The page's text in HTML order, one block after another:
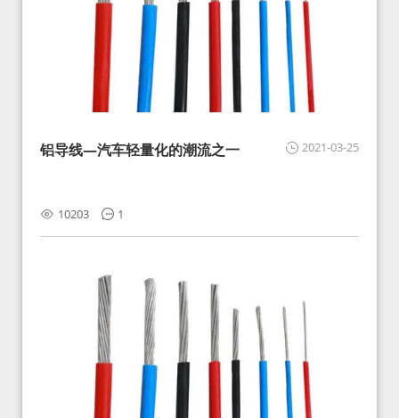
2021-03-25
铝导线—汽车轻量化的潮流之一
10203 1